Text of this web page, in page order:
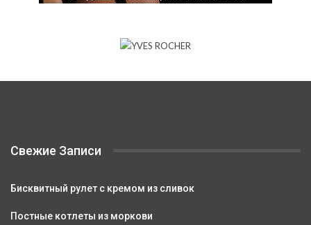
Свежие Записи
Бисквитный рулет с кремом из сливок
Постные котлеты из моркови